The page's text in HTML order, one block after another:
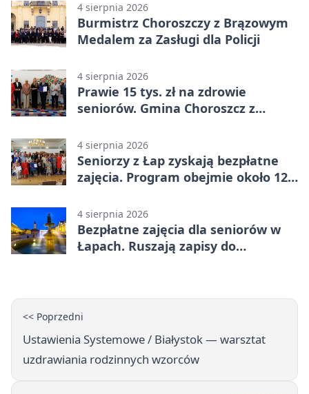
4 sierpnia 2026
Burmistrz Choroszczy z Brązowym
Medalem za Zasługi dla Policji
4 sierpnia 2026
Prawie 15 tys. zł na zdrowie
seniorów. Gmina Choroszcz z
4 sierpnia 2026
Seniorzy z Łap zyskają bezpłatne
zajęcia. Program obejmie około 120
4 sierpnia 2026
Bezpłatne zajęcia dla seniorów w
Łapach. Ruszają zapisy do
<< Poprzedni
Ustawienia Systemowe / Białystok — warsztat
uzdrawiania rodzinnych wzorców